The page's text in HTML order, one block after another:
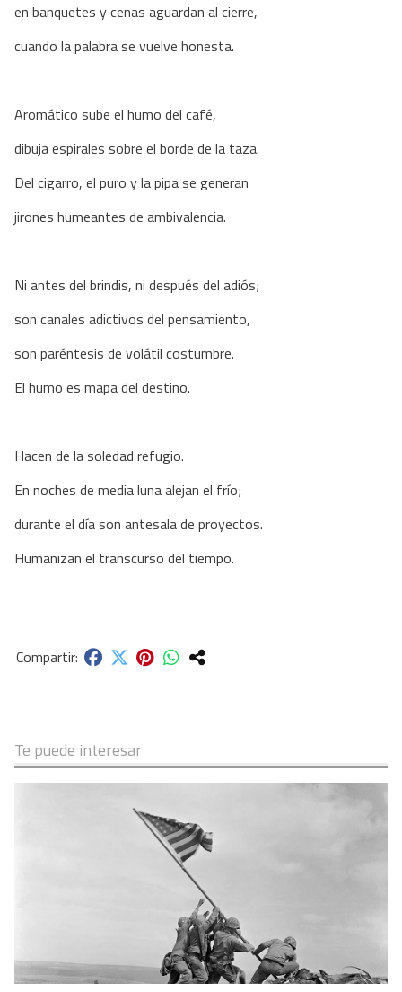
en banquetes y cenas aguardan al cierre,
cuando la palabra se vuelve honesta.
​Aromático sube el humo del café,
dibuja espirales sobre el borde de la taza.
Del cigarro, el puro y la pipa se generan
jirones humeantes de ambivalencia.
​Ni antes del brindis, ni después del adiós;
son canales adictivos del pensamiento,
son paréntesis de volátil costumbre.
El humo es mapa del destino.
​Hacen de la soledad refugio.
En noches de media luna alejan el frío;
durante el día son antesala de proyectos.
Humanizan el transcurso del tiempo.
Te puede interesar